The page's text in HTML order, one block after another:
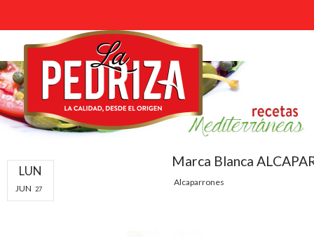
LUN
JUN 27
Marca Blanca
Alcaparrones